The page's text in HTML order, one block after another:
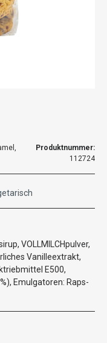
Produktnummer:
112724
VOLLMILCHpulver,
Vanilleextrakt,
E500,
Emulgatoren: Raps-